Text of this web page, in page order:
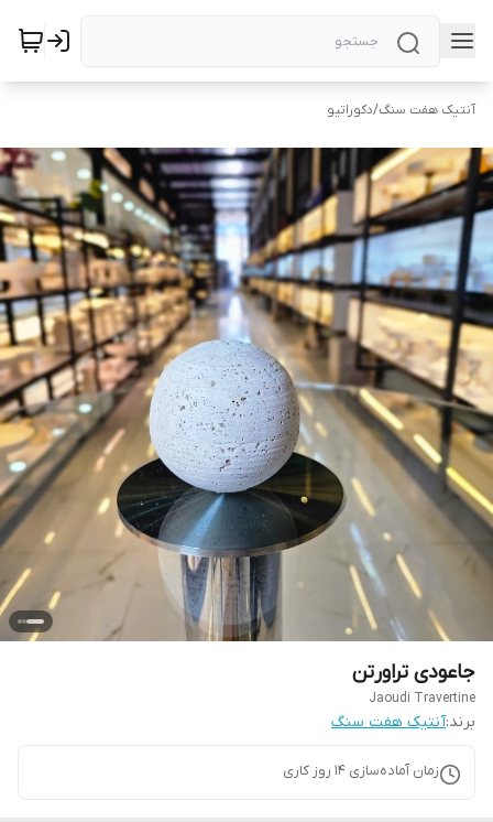
آنتیک هفت سنگ/دکوراتیو
جاعودی تراورتن
Jaoudi Travertine
برند:آنتیک هفت سنگ
زمان آماده‌سازی 14 روز کاری